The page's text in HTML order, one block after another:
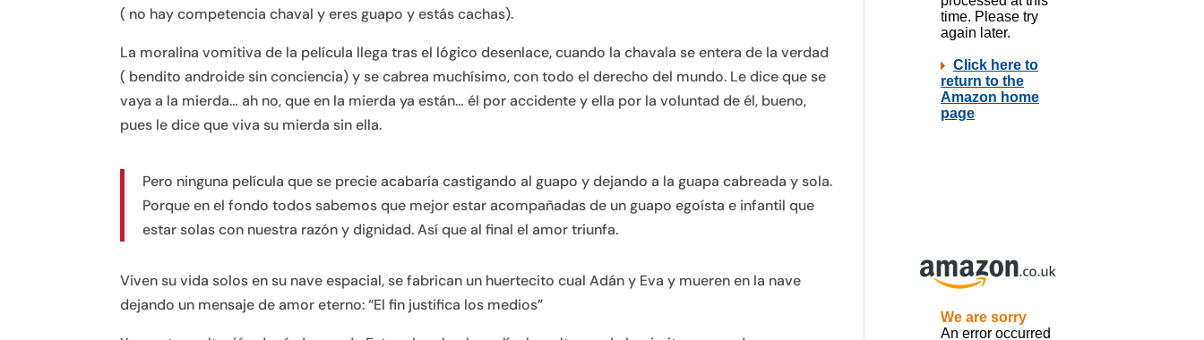
( no hay competencia chaval y eres guapo y estás cachas).
La moralina vomitiva de la película llega tras el lógico desenlace, cuando la chavala se entera de la verdad
( bendito androide sin conciencia) y se cabrea muchísimo, con todo el derecho del mundo. Le dice que se
vaya a la mierda… ah no, que en la mierda ya están… él por accidente y ella por la voluntad de él, bueno,
pues le dice que viva su mierda sin ella.
Pero ninguna película que se precie acabaría castigando al guapo y dejando a la guapa cabreada y sola.
Porque en el fondo todos sabemos que mejor estar acompañadas de un guapo egoísta e infantil que
estar solas con nuestra razón y dignidad. Así que al final el amor triunfa.
Viven su vida solos en su nave espacial, se fabrican un huertecito cual Adán y Eva y mueren en la nave
dejando un mensaje de amor eterno: “El fin justifica los medios”